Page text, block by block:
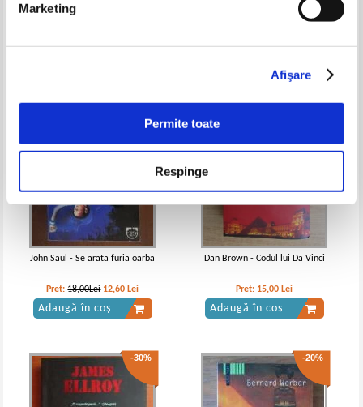
Marketing
Afişare
Permite toate
Respinge
24,00Lei Lei
John Saul - Se arata furia oarba
Pret:18,00Lei 12,60 Lei
Adaugă în coș
Dan Brown - Codul lui Da Vinci
Pret: 15,00 Lei
Adaugă în coș
-30% -20%